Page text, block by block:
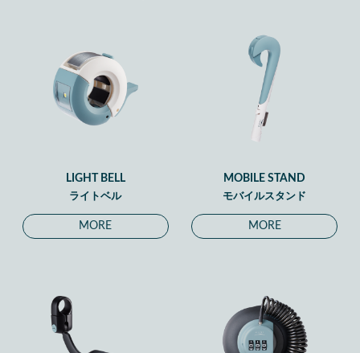
LIGHT BELL
ライトベル
MORE
MOBILE STAND
モバイルスタンド
MORE